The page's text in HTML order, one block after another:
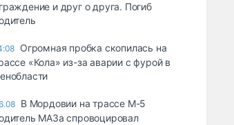
и друг о друга. Погиб
Огромная пробка скопилась на
«Кола» из-за аварии с фурой в
В Мордовии на трассе М-5
МАЗа спровоцировал